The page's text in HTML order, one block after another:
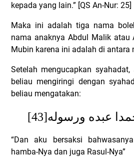
kepada yang lain.” [QS An-Nur: 25]
Maka ini adalah tiga nama
nama anaknya Abdul Malik atau
Mubin karena ini adalah di antara
Setelah mengucapkan syahadat,
beliau mengiringi dengan
beliau mengatakan:
عبده ورسوله[43]
“Dan aku bersaksi
hamba-Nya dan juga Rasul-Nya”